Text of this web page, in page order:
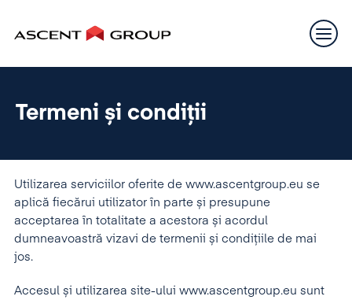
Termeni și condiții
Utilizarea serviciilor oferite de www.ascentgroup.eu se
aplică fiecărui utilizator în parte și presupune
acceptarea în totalitate a acestora și acordul
dumneavoastră vizavi de termenii și condițiile de mai
jos.
Accesul și utilizarea site-ului www.ascentgroup.eu sunt